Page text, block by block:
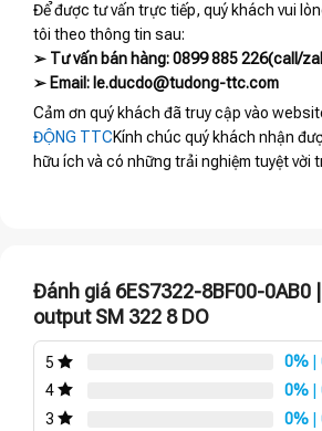
Để được tư vấn trực tiếp, quý khách vui
tôi theo thông tin sau:
➢ Tư vấn bán hàng: 0899 885 226(call/
➢ Email: le.ducdo@tudong-ttc.com
Cảm ơn quý khách đã truy cập vào
ĐỘNG TTCKính chúc quý khách nhận
hữu ích và có những trải nghiệm tuyệt vời
Đánh giá 6ES7322-8BF00-0AB0
output SM 322 8 DO
5 0%
4
0%
3
0%